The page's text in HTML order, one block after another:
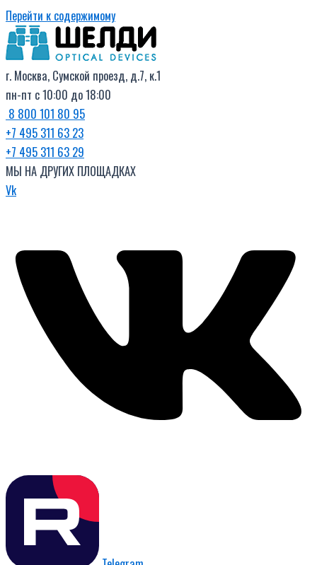
Перейти к содержимому
г. Москва, Сумской проезд, д.7, к.1
пн-пт с 10:00 до 18:00
8 800 101 80 95
+7 495 311 63 23
+7 495 311 63 29
МЫ НА ДРУГИХ ПЛОЩАДКАХ
Vk